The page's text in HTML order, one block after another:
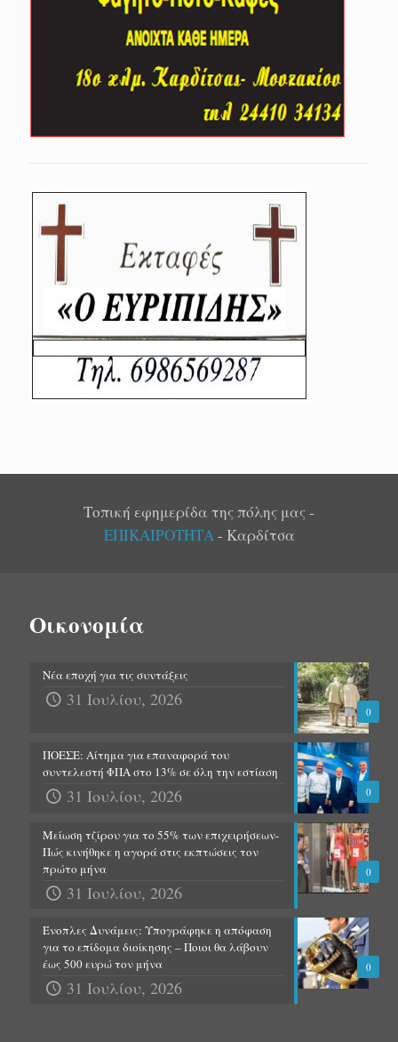
Τοπική εφημερίδα της πόλης μας -
ΕΠΙΚΑΙΡΟΤΗΤΑ - Καρδίτσα
Οικονομία
0
Νέα εποχή για τις συντάξεις
31 Ιουλίου, 2026
0
ΠΟΕΣΕ: Αίτημα για επαναφορά του
συντελεστή ΦΠΑ στο 13% σε όλη την εστίαση
31 Ιουλίου, 2026
0
Μείωση τζίρου για το 55% των επιχειρήσεων-
Πώς κινήθηκε η αγορά στις εκπτώσεις τον
πρώτο μήνα
31 Ιουλίου, 2026
0
Ένοπλες Δυνάμεις: Υπογράφηκε η απόφαση
για το επίδομα διοίκησης – Ποιοι θα λάβουν
έως 500 ευρώ τον μήνα
31 Ιουλίου, 2026